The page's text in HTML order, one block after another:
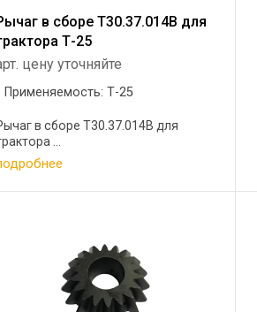
в сборе Т30.37.014B для
Т-25
цену уточняйте
Применяемость: Т-25
в сборе Т30.37.014B для
...